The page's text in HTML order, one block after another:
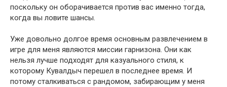
поскольку он оборачивается против вас именно тогда,
когда вы ловите шансы.
Уже довольно долгое время основным развлечением в
игре для меня являются миссии гарнизона. Они как
нельзя лучше подходят для казуального стиля, к
которому Кувалдыч перешел в последнее время. И
потому сталкиваться с рандомом, забирающим у меня